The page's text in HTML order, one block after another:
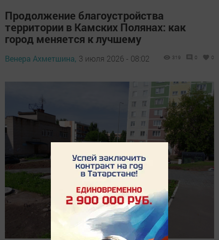
Продолжение благоустройства
территории в Камских Полянах: как
город меняется к лучшему
Венера Ахметшина, 3 июля 2026 - 08:02 319 0 0